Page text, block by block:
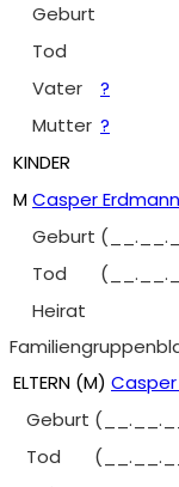
Geburt
Tod
Vater
?
Mutter ?
KINDER
MCasper Erdmann
Geburt
Tod
Heirat
ELTERN (M)
Geburt
Tod